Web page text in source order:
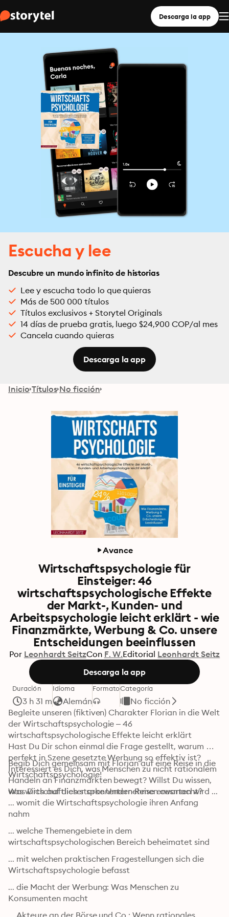
Descarga la app
Escucha y lee
Descubre un mundo infinito de historias
Lee y escucha todo lo que quieras
Más de 500 000 títulos
Títulos exclusivos + Storytel Originals
14 días de prueba gratis, luego $24,900 COP/al mes
Cancela cuando quieras
Descarga la app
Inicio Títulos No ficción
Avance
Wirtschaftspsychologie für
Einsteiger: 46
wirtschaftspsychologische Effekte
der Markt-, Kunden- und
Arbeitspsychologie leicht erklärt - wie
Finanzmärkte, Werbung & Co. unsere
Entscheidungen beeinflussen
Por Leonhardt SeitzCon F. W.Editorial Leonhardt Seitz
Descarga la app
Duración
3 h 31 m
Idioma
Alemán
FormatoCategoría
No ficción
Begleite unseren (fiktiven) Charakter Florian in die Welt
der Wirtschaftspsychologie – 46
wirtschaftspsychologische Effekte leicht erklärt
Hast Du Dir schon einmal die Frage gestellt, warum
perfekt in Szene gesetzte Werbung so effektiv ist?
Interessiert es Dich, was Menschen zu nicht rationalem
Handeln an Finanzmärkten bewegt? Willst Du wissen,
was wirtschaftlich starke Unternehmen ausmacht?
Begib Dich gemeinsam mit Florian auf eine Reise in die
Wirtschaftspsychologie!
Was Dich auf dieser spannenden Reise erwarten wird ...
... womit die Wirtschaftspsychologie ihren Anfang
nahm
... welche Themengebiete in dem
wirtschaftspsychologischen Bereich beheimatet sind
... mit welchen praktischen Fragestellungen sich die
... die Macht der Werbung: Was Menschen zu
Konsumenten macht
... Akteure an der Börse und Co.: Wenn rationales